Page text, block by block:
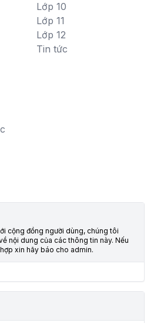
Lớp 10
Lớp 11
Lớp 12
Tin tức
cộng đồng người dùng, chúng tôi
nội dung của các thông tin này. Nếu
xin hãy báo cho admin.